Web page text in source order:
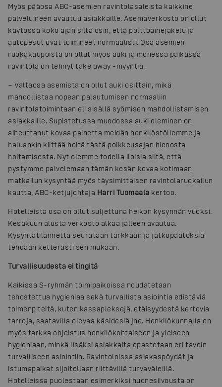
Myös pääosa ABC-asemien ravintolasaleista kaikkine
palveluineen avautuu asiakkaille. Asemaverkosto on ollut
käytössä koko ajan siltä osin, että polttoainejakelu ja
autopesut ovat toimineet normaalisti. Osa asemien
ruokakaupoista on ollut myös auki ja monessa paikassa
ravintola on tehnyt take away -myyntiä.
− Valtaosa asemista on ollut auki osittain, mikä
mahdollistaa nopean palautumisen normaaliin
ravintolatoimintaan eli sisällä syömisen mahdollistamisen
asiakkaille. Supistetussa muodossa auki oleminen on
aiheuttanut kovaa painetta meidän henkilöstöllemme ja
haluankin kiittää heitä tästä poikkeusajan hienosta
hoitamisesta. Nyt olemme todella iloisia siitä, että
pystymme palvelemaan tämän kesän kovaa kotimaan
matkailun kysyntää myös täysimittaisen ravintolaruokailun
kautta, ABC-ketjujohtaja Harri Tuomaala kertoo.
Hotelleista osa on ollut suljettuna heikon kysynnän vuoksi.
Kesäkuun alusta verkosto alkaa jälleen avautua.
Kysyntätilannetta seurataan tarkkaan ja jatkopäätöksiä
tehdään ketterästi sen mukaan.
Turvallisuudesta ei tingitä
Kaikissa S-ryhmän toimipaikoissa noudatetaan
tehostettua hygieniaa sekä turvallista asiointia edistäviä
toimenpiteitä, kuten kassapleksejä, etäisyydestä kertovia
tarroja, saatavilla olevaa käsidesiä jne. Henkilökunnalla on
myös tarkka ohjeistus henkilökohtaiseen ja yleiseen
hygieniaan, minkä lisäksi asiakkaita opastetaan eri tavoin
turvalliseen asiointiin. Ravintoloissa asiakaspöydät ja
istumapaikat sijoitellaan riittävillä turvaväleillä.
Hotelleissa puolestaan esimerkiksi huonesiivousta on